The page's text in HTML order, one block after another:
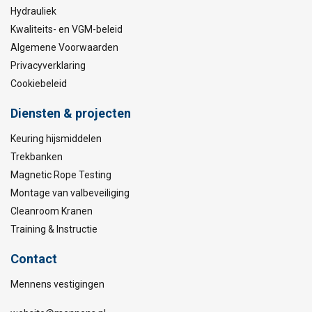
Hydrauliek
Kwaliteits- en VGM-beleid
Algemene Voorwaarden
Privacyverklaring
Cookiebeleid
Diensten & projecten
Keuring hijsmiddelen
Trekbanken
Magnetic Rope Testing
Montage van valbeveiliging
Cleanroom Kranen
Training & Instructie
Contact
Mennens vestigingen